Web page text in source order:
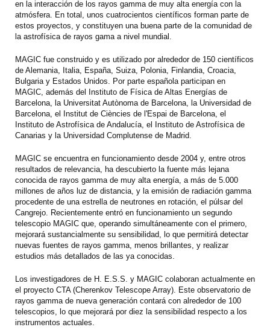
en la interacción de los rayos gamma de muy alta energía con la
atmósfera. En total, unos cuatrocientos científicos forman parte de
estos proyectos, y constituyen una buena parte de la comunidad de
la astrofísica de rayos gama a nivel mundial.
MAGIC fue construido y es utilizado por alrededor de 150 científicos
de Alemania, Italia, España, Suiza, Polonia, Finlandia, Croacia,
Bulgaria y Estados Unidos. Por parte española participan en
MAGIC, además del Instituto de Física de Altas Energías de
Barcelona, la Universitat Autònoma de Barcelona, la Universidad de
Barcelona, el Institut de Ciències de l'Espai de Barcelona, el
Instituto de Astrofísica de Andalucía, el Instituto de Astrofísica de
Canarias y la Universidad Complutense de Madrid.
MAGIC se encuentra en funcionamiento desde 2004 y, entre otros
resultados de relevancia, ha descubierto la fuente más lejana
conocida de rayos gamma de muy alta energía, a más de 5.000
millones de años luz de distancia, y la emisión de radiación gamma
procedente de una estrella de neutrones en rotación, el púlsar del
Cangrejo. Recientemente entró en funcionamiento un segundo
telescopio MAGIC que, operando simultáneamente con el primero,
mejorará sustancialmente su sensibilidad, lo que permitirá detectar
nuevas fuentes de rayos gamma, menos brillantes, y realizar
estudios más detallados de las ya conocidas.
Los investigadores de H. E.S.S. y MAGIC colaboran actualmente en
el proyecto CTA (Cherenkov Telescope Array). Este observatorio de
rayos gamma de nueva generación contará con alrededor de 100
telescopios, lo que mejorará por diez la sensibilidad respecto a los
instrumentos actuales.